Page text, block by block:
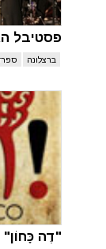
פסטיבל
ברצלונה
"דֶה